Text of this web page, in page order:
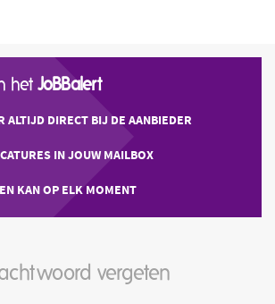
het JoBBalert
ALTIJD DIRECT BIJ DE AANBIEDER
IN JOUW MAILBOX
KAN OP ELK MOMENT
vergeten